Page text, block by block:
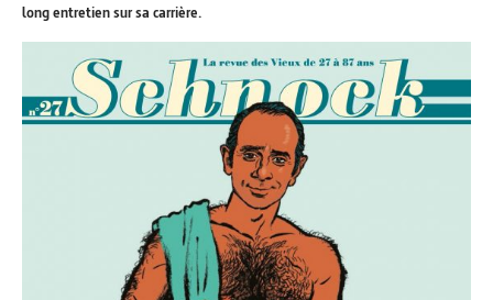
long entretien sur sa carrière.